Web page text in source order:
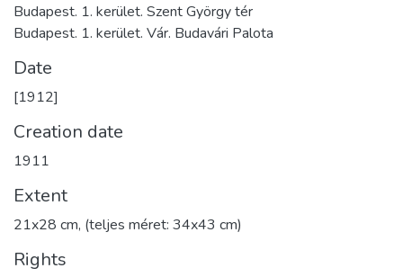
Budapest. 1. kerület. Szent György tér
Budapest. 1. kerület. Vár. Budavári Palota
Date
[1912]
Creation date
1911
Extent
21x28 cm, (teljes méret: 34x43 cm)
Rights